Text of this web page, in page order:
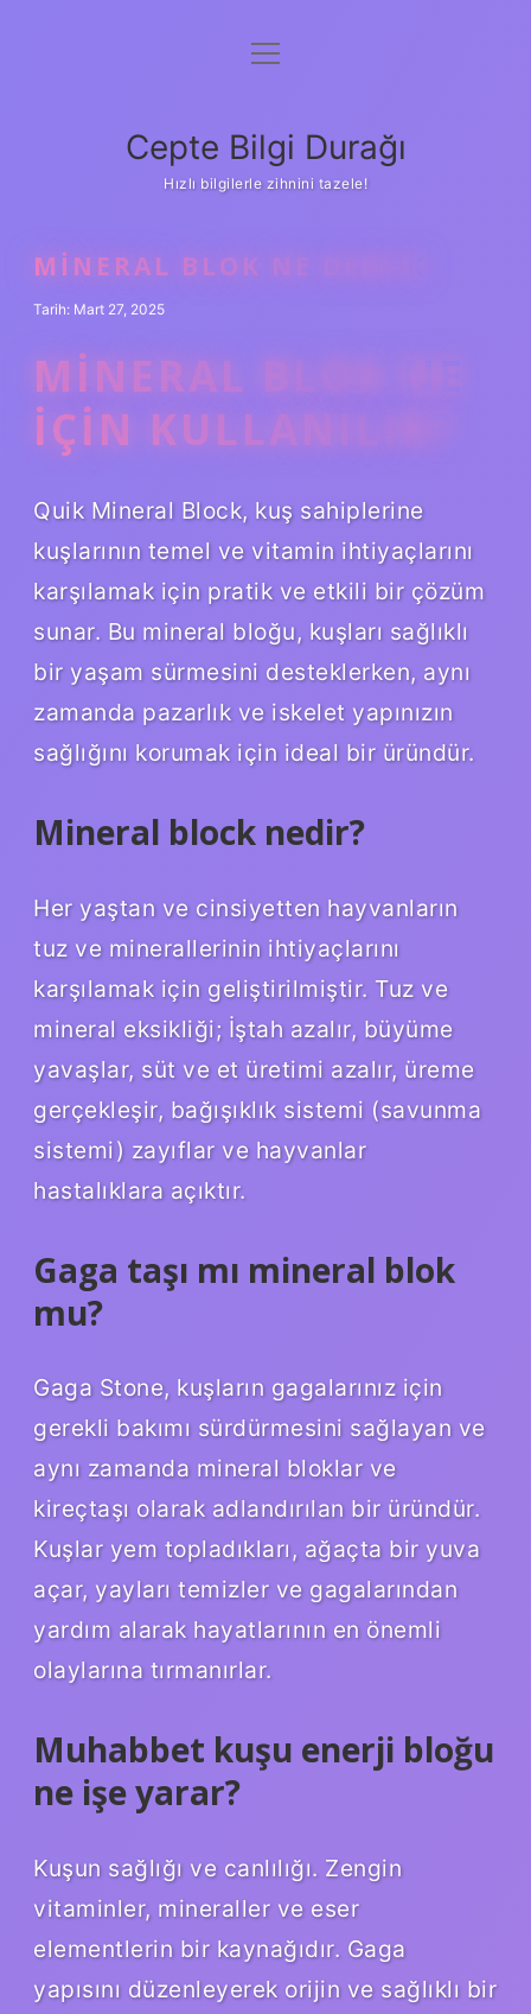
Anasayfa
Yasal Uyarı
menüyü
Cepte Bilgi Durağı
Hızlı bilgilerle zihnini tazele!
MINERAL BLOK NE DEMEK
Tarih: Mart 27, 2025
MINERAL BLOK NE
IÇIN KULLANILIR?
Quik Mineral Block, kuş sahiplerine
kuşlarının temel ve vitamin ihtiyaçlarını
karşılamak için pratik ve etkili bir çözüm
sunar. Bu mineral bloğu, kuşları sağlıklı
bir yaşam sürmesini desteklerken, aynı
zamanda pazarlık ve iskelet yapınızın
sağlığını korumak için ideal bir üründür.
Mineral block nedir?
Her yaştan ve cinsiyetten hayvanların
tuz ve minerallerinin ihtiyaçlarını
karşılamak için geliştirilmiştir. Tuz ve
mineral eksikliği; İştah azalır, büyüme
yavaşlar, süt ve et üretimi azalır, üreme
gerçekleşir, bağışıklık sistemi (savunma
sistemi) zayıflar ve hayvanlar
hastalıklara açıktır.
Gaga taşı mı mineral blok
mu?
Gaga Stone, kuşların gagalarınız için
gerekli bakımı sürdürmesini sağlayan ve
aynı zamanda mineral bloklar ve
kireçtaşı olarak adlandırılan bir üründür.
Kuşlar yem topladıkları, ağaçta bir yuva
açar, yayları temizler ve gagalarından
yardım alarak hayatlarının en önemli
olaylarına tırmanırlar.
Muhabbet kuşu enerji bloğu
ne işe yarar?
Kuşun sağlığı ve canlılığı. Zengin
vitaminler, mineraller ve eser
elementlerin bir kaynağıdır. Gaga
yapısını düzenleyerek orijin ve sağlıklı bir